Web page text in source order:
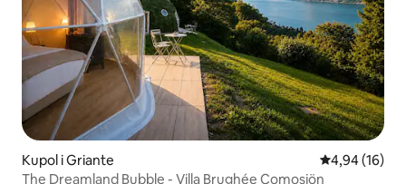
Kupol i Griante 4,94 av 5 i
4,94 (16)
The Dreamland Bubble - Villa Brughée Comosjön